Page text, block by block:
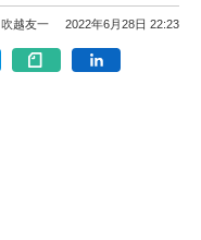
吹越友一 2022年6月28日 22:23